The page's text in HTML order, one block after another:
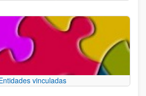
vinculadas